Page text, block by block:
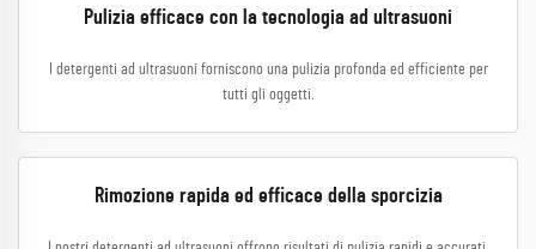
Pulizia efficace con la tecnologia ad ultrasuoni
I detergenti ad ultrasuoni forniscono una pulizia profonda ed efficiente per
tutti gli oggetti.
Rimozione rapida ed efficace della sporcizia